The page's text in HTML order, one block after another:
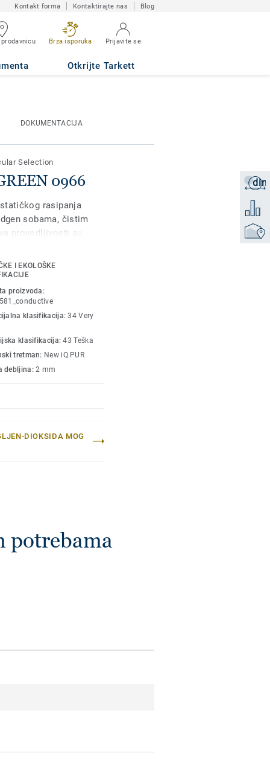
Kontakt forma Kontaktirajte nas Blog
Brza isporuka Prijavite se
Otkrijte Tarkett
din
Zatraži
Dodati
DOKUMENTACIJA
Selection
0966
rasipanja
sobama, čistim
provodljivosti su
koja nudi
na habanje, fleke i
Boje se uklapaju sa
kolekcije.
I EKOLOŠKE
proizvoda:
klasifikacija:34 Very
klasifikacija:43 Teška
tretman: New iQ PUR
debljina:2 mm
DIOKSIDA MOG
potrebama